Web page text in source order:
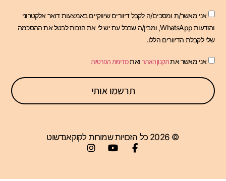
אני מאשר/ת ומסכים/ה לקבל דיוורים שיווקיים באמצעות דואר אלקטרוני
והודעות WhatsApp, ומבין/ה שבכל עת יש לי את הזכות לבטל את ההסכמה
שלי לקבלת הדיוורים הללו.
אני מאשר אתתקנון האתרואתמדיניות הפרטיות
תרשמו אותי
© 2026 כל הזכויות שמורות לקוקאנדשוט